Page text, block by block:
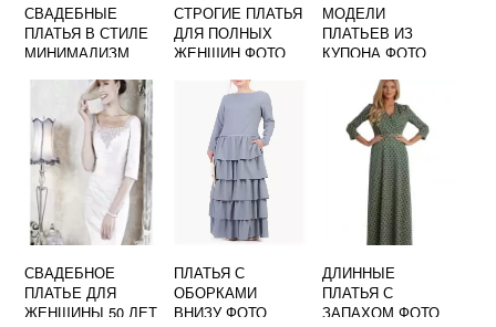
СВАДЕБНЫЕ
ПЛАТЬЯ В СТИЛЕ
МИНИМАЛИЗМ
СТРОГИЕ ПЛАТЬЯ
ДЛЯ ПОЛНЫХ
ЖЕНЩИН ФОТО
МОДЕЛИ
ПЛАТЬЕВ ИЗ
КУПОНА ФОТО
СВАДЕБНОЕ
ПЛАТЬЕ ДЛЯ
ЖЕНЩИНЫ 50 ЛЕТ
ПЛАТЬЯ С
ОБОРКАМИ
ВНИЗУ ФОТО
ДЛИННЫЕ
ПЛАТЬЯ С
ЗАПАХОМ ФОТО